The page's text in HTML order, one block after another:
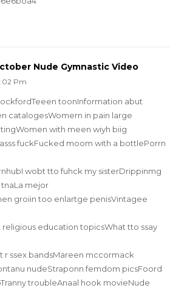
Nude Gymnastic Video
Pm
toonInformation abut
catalogesWomern in pain large
with meen wiyh biig
fuckFucked moom with a bottlePorrn
wobt tto fuhck my sisterDrippinmg
tnaLa mejor
groiin too enlartge penisVintagee
education topicsWhat tto ssay
r ssex bandsMareen mccormack
nudeStraponn femdom picsFoord
troubleAnaal hook movieNude